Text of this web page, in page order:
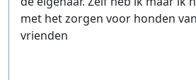
met het zorgen voor honden
vrienden